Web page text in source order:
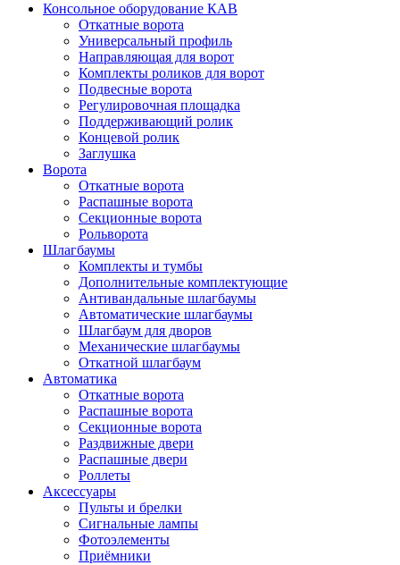
Консольное оборудование КАВ
Откатные ворота
Универсальный профиль
Направляющая для ворот
Комплекты роликов для ворот
Подвесные ворота
Регулировочная площадка
Поддерживающий ролик
Концевой ролик
Заглушка
Ворота
Откатные ворота
Распашные ворота
Секционные ворота
Рольворота
Шлагбаумы
Комплекты и тумбы
Дополнительные комплектующие
Антивандальные шлагбаумы
Автоматические шлагбаумы
Шлагбаум для дворов
Механические шлагбаумы
Откатной шлагбаум
Автоматика
Откатные ворота
Распашные ворота
Секционные ворота
Раздвижные двери
Распашные двери
Роллеты
Аксессуары
Пульты и брелки
Сигнальные лампы
Фотоэлементы
Приёмники